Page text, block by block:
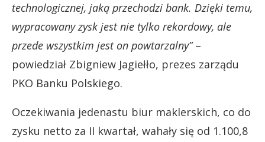
technologicznej, jaką przechodzi bank. Dzięki temu,
wypracowany zysk jest nie tylko rekordowy, ale
przede wszystkim jest on powtarzalny”–
powiedział Zbigniew Jagiełło, prezes zarządu
PKO Banku Polskiego.
Oczekiwania jedenastu biur maklerskich, co do
zysku netto za II kwartał, wahały się od 1.100,8